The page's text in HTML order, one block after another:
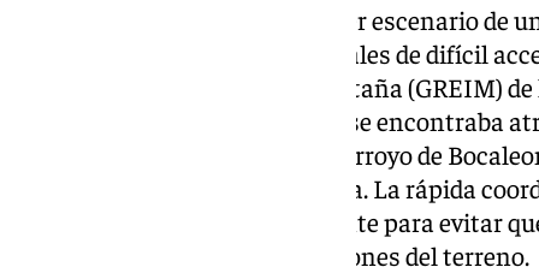
La Sierra de Cádiz ha vuelto a ser escenario de
salvamento en entornos naturales de difícil
Rescate e Intervención en Montaña (GREIM)
con éxito a una senderista que se encontraba
consideración en el paraje del Arroyo de
municipal de Zahara de la Sierra. La rápida
emergencia resultó determinante para evitar
empeorara debido a las condiciones del terreno.